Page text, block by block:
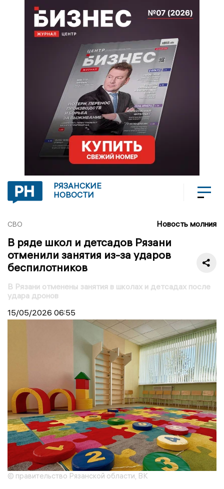
РЯЗАНСКИЕ
НОВОСТИ
СВО Новость молния
В ряде школ и детсадов Рязани
отменили занятия из-за ударов
беспилотников
В Рязани отменены занятия в школах и детсадах после
удара дронов
15/05/2026 06:55
© правительство Рязанской области, ВК